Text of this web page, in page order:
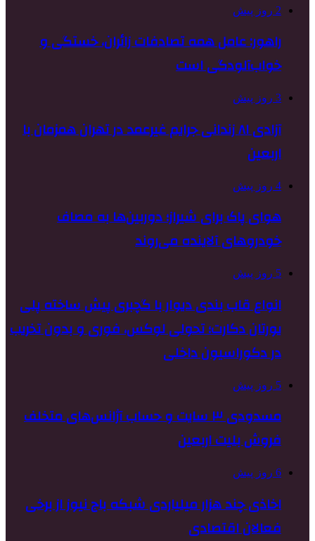
2 روز پیش
راهور: عامل همه تصادفات زائران، خستگی و
خواب‌آلودگی است
3 روز پیش
آزادی ۸۱ زندانی جرایم غیرعمد در تهران همزمان با
اربعین
4 روز پیش
هوای پاک برای شیراز؛ دوربین‌ها به مصاف
خودروهای آلاینده می‌روند
5 روز پیش
انواع قاب بندی دیوار با گچبری پیش ساخته پلی
یورتان دکارت؛ تحولی لوکس، فوری و بدون تخریب
در دکوراسیون داخلی
5 روز پیش
مسدودی ۳ سایت و حساب آژانس‌های متخلف
فروش بلیت اربعین
6 روز پیش
اخاذی چند هزار میلیاردی شبکه باج نیوز از برخی
فعالان اقتصادی